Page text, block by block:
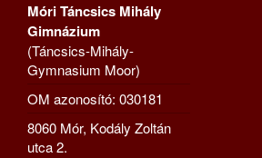
Móri Táncsics Mihály
Gimnázium
(Táncsics-Mihály-
Gymnasium Moor)
OM azonosító: 030181
8060 Mór, Kodály Zoltán
utca 2.